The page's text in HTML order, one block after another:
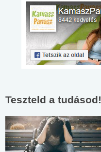
Teszteld a tudásod!